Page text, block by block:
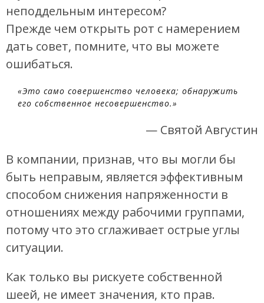
неподдельным интересом?
Прежде чем открыть рот с намерением
дать совет, помните, что вы можете
ошибаться.
«Это само совершенство человека; обнаружить
его собственное несовершенство.»
— Святой Августин
В компании, признав, что вы могли бы
быть неправым, является эффективным
способом снижения напряженности в
отношениях между рабочими группами,
потому что это сглаживает острые углы
ситуации.
Как только вы рискуете собственной
шеей, не имеет значения, кто прав.